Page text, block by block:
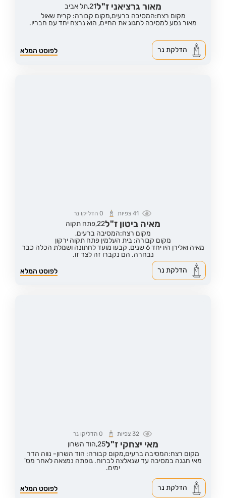
מאור גרציאני ז"ל21,תל אביב
מקום רצח:המסיבה ברעים,מקום קבורה: קרית שאול
מאור נסע למסיבה לחגוג את החיים, הוא נרצח יחד עם חבריו.
לפוסט המלא הדלקת נר
41 צפיות 0הדליקו נר
מאיה ביטון ז"ל22,פתח תקוה
מקום רצח:המסיבה ברעים,
מקום קבורה: בית העלמין פתח תקוה ירקון
מאיה ואלירן היו יחד 6 שנים, קבעו מועד לחתונה ושמלת הכלה כבר
נבחרה. הם נקברו זה לצד זו.
לפוסט המלא
הדלקת נר
32 צפיות 0הדליקו נר
מאי יצחקי ז"ל25, הוד השרון
מקום רצח:המסיבה ברעים,מקום קבורה: הוד השרון- נווה הדר
מאי חגגה במסיבה עד שנאלצה לברוח. גופתה נמצאה לאחר מס'
ימים.
לפוסט המלא הדלקת נר